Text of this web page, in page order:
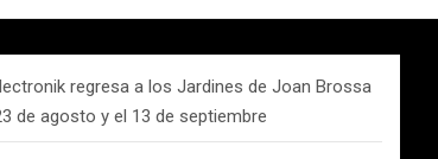
regresa a los Jardines de Joan Brossa
de agosto y el 13 de septiembre